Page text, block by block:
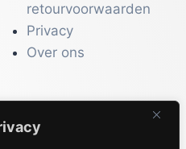
retourvoorwaarden
Privacy
Over ons